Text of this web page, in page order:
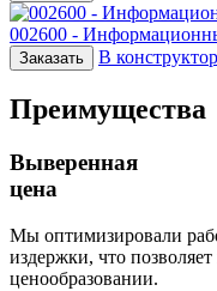
002600 -
Заказать В конструктор
Преимущества
Выверенная
цена
Мы оптимизировали
издержки, что
ценообразовании.